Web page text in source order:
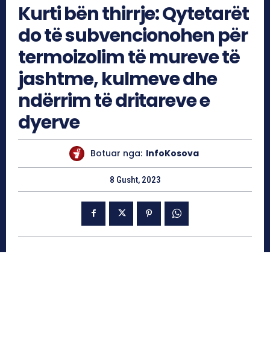
Kurti bën thirrje: Qytetarët
do të subvencionohen për
termoizolim të mureve të
jashtme, kulmeve dhe
ndërrim të dritareve e
dyerve
Botuar nga: InfoKosova
8 Gusht, 2023